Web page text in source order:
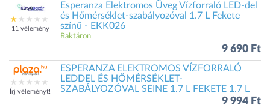
11 vélemény
Esperanza Elektromos Üveg Vízforraló LED-del
és Hőmérséklet-szabályozóval 1.7 L Fekete
színű - EKK026
Raktáron
9 690 Ft
Írj véleményt!
ESPERANZA ELEKTROMOS VÍZFORRALÓ
LEDDEL ÉS HŐMÉRSÉKLET-
SZABÁLYOZÓVAL SEINE 1.7 L FEKETE 1.7 L
9 994 Ft